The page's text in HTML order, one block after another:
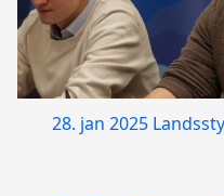
28. jan 2025